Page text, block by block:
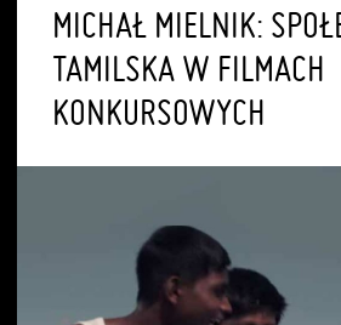
MICHAŁ MIELNIK:
TAMILSKA W FILMACH
KONKURSOWYCH